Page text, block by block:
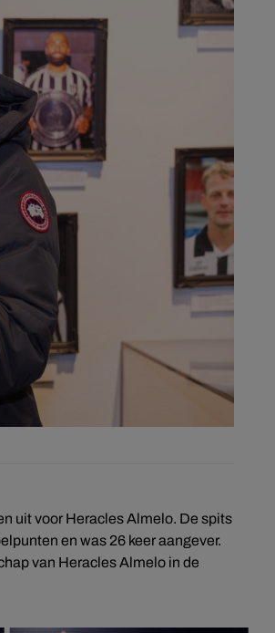
uit voor Heracles Almelo. De spits
en was 26 keer aangever.
van Heracles Almelo in de